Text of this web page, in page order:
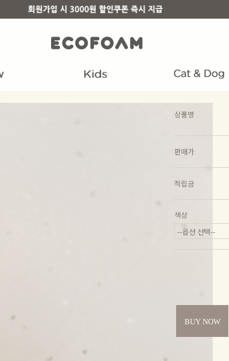
상품명
판매가
적립금
색상
BUY NOW